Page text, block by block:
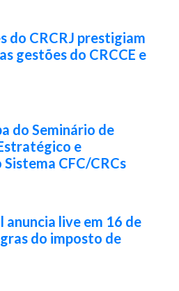
do CRCRJ prestigiam
gestões do CRCCE e
do Seminário de
e
CFC/CRCs
live em 16 de
do imposto de